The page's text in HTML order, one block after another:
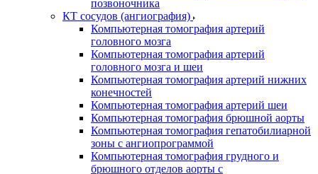
позвоночника
КТ сосудов (ангиография)
Компьютерная томография артерий
головного мозга
Компьютерная томография артерий
головного мозга и шеи
Компьютерная томография артерий нижних
конечностей
Компьютерная томография артерий шеи
Компьютерная томография брюшной аорты
Компьютерная томография гепатобилиарной
зоны с ангиопрограммой
Компьютерная томография грудного и
брюшного отделов аорты с